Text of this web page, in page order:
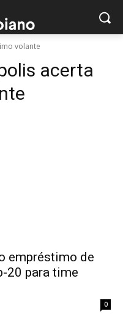
volante
acerta
empréstimo de
20 para time
0